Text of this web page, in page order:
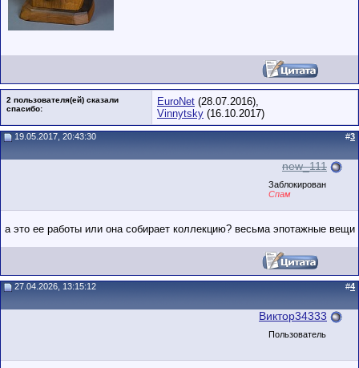
2 пользователя(ей) сказали
cпасибо:
EuroNet (28.07.2016),
Vinnytsky (16.10.2017)
19.05.2017, 20:43:30 #3
new_111
Заблокирован
Спам
а это ее работы или она собирает коллекцию? весьма эпотажные вещи
27.04.2026, 13:15:12 #4
Виктор34333
Пользователь